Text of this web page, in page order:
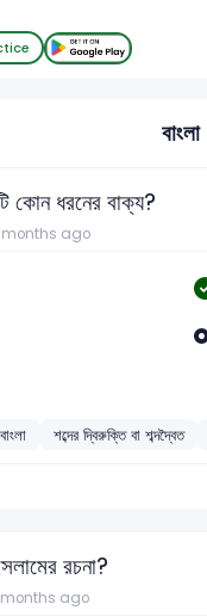
বাংলা
কোন ধরনের বাক্য?
ago
বাংলা শব্দের দ্বিরুক্তি বা শব্দদ্বৈত
রচনা?
ago